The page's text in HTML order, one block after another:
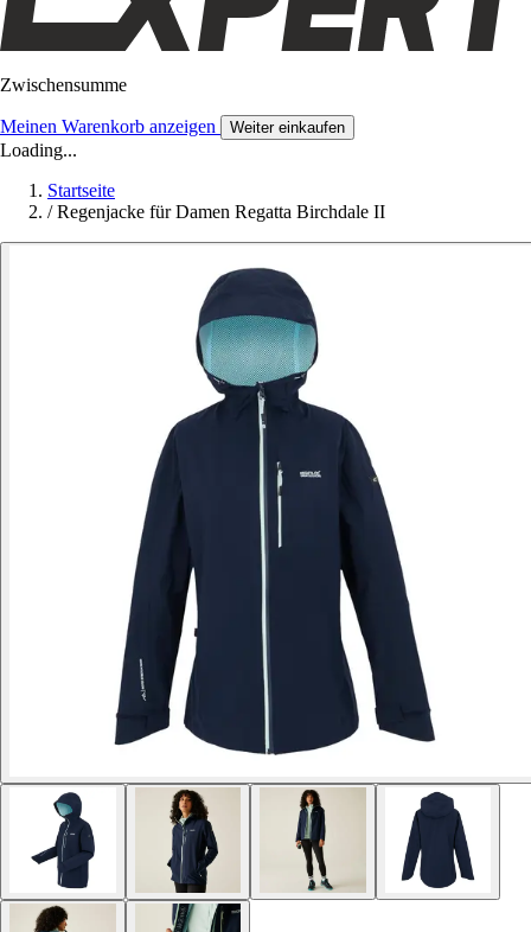
Zwischensumme
Meinen Warenkorb anzeigen Weiter einkaufen
Loading...
Startseite
/ Regenjacke für Damen Regatta Birchdale II